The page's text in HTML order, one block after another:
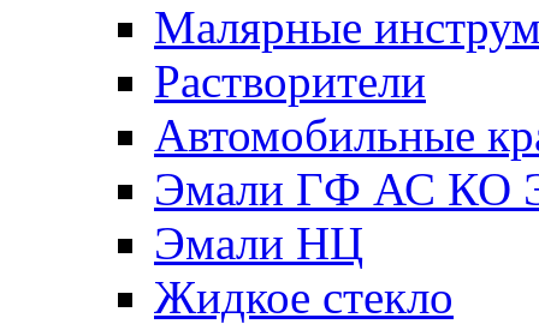
Малярные
Растворители
Автомобильные
Эмали ГФ АС КО
Эмали НЦ
Жидкое стекло